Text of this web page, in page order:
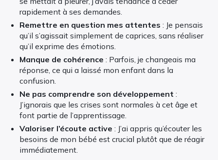
rapidement à ses demandes.
Remettre en question mes attentes : Je pensais
qu’il s’agissait simplement de caprices, sans réaliser
qu’il exprime des émotions.
Manque de cohérence : Parfois, je changeais ma
réponse, ce qui a laissé mon enfant dans la
confusion.
Ne pas comprendre son développement :
J’ignorais que les crises sont normales à cet âge et
font partie de l’apprentissage.
Valoriser l’écoute active : J’ai appris qu’écouter les
besoins de mon bébé est crucial plutôt que de réagir
immédiatement.